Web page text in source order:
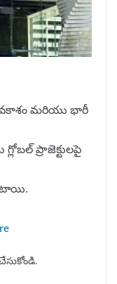
మరియు భారీ
ప్రాజెక్టులపై